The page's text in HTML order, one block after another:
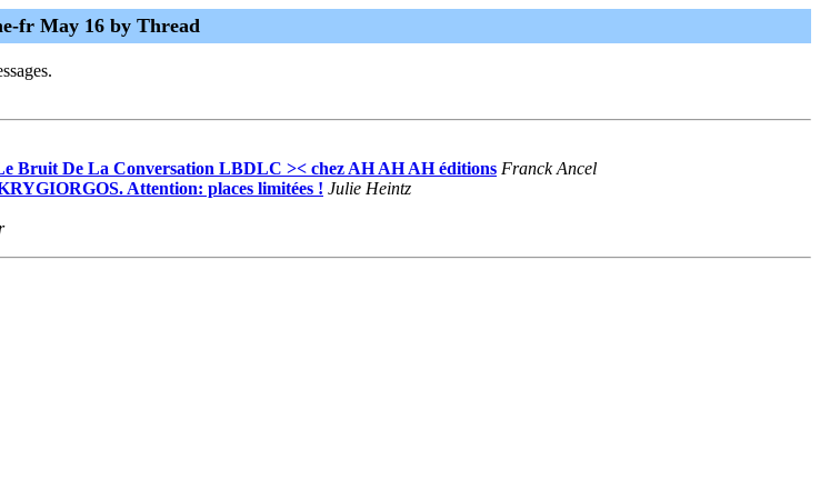
fr May 16 by Thread
Bruit De La Conversation LBDLC >< chez AH AH AH éditions Franck Ancel
Attention: places limitées ! Julie Heintz